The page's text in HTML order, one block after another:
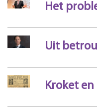
Het
Uit
Kroket